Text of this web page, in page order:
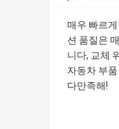
매우 빠르
션 품질은
니다, 교체
자동차 부
다만족해!